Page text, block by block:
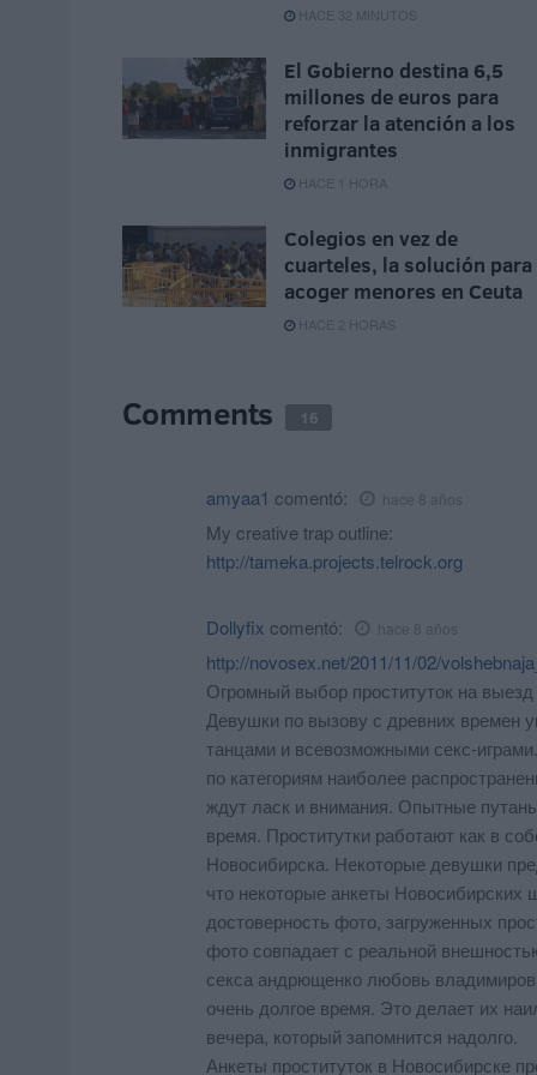
HACE 32 MINUTOS
El Gobierno destina 6,5
millones de euros para
reforzar la atención a los
inmigrantes
HACE 1 HORA
Colegios en vez de
cuarteles, la solución para
acoger menores en Ceuta
HACE 2 HORAS
Comments 16
amyaa1 comentó: hace 8 años
My creative trap outline:
http://tameka.projects.telrock.org
Dollyfix comentó: hace 8 años
http://novosex.net/2011/11/02/
Огромный выбор проституток на
Девушки по вызову с древних времен
танцами и всевозможными секс-
по категориям наиболее
ждут ласк и внимания. Опытные
время. Проститутки работают как в
Новосибирска. Некоторые девушки
что некоторые анкеты
достоверность фото, загруженных
фото совпадает с реальной
секса андрющенко любовь
очень долгое время. Это делает их
вечера, который запомнится надолго.
Анкеты проституток в Новосибирске